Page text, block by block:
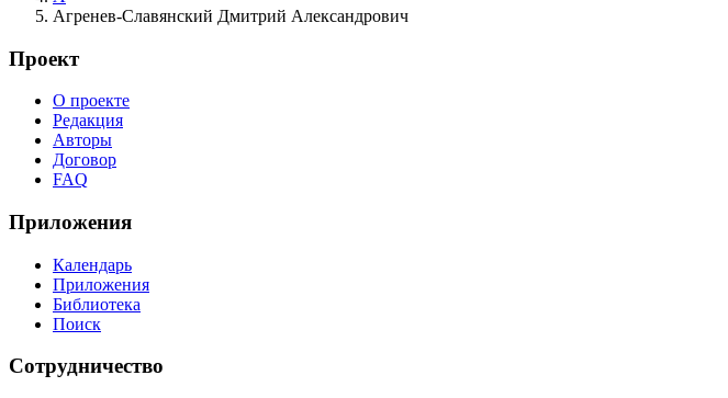
Агренев-Славянский Дмитрий Александрович
Проект
О проекте
Редакция
Авторы
Договор
FAQ
Приложения
Календарь
Приложения
Библиотека
Поиск
Сотрудничество